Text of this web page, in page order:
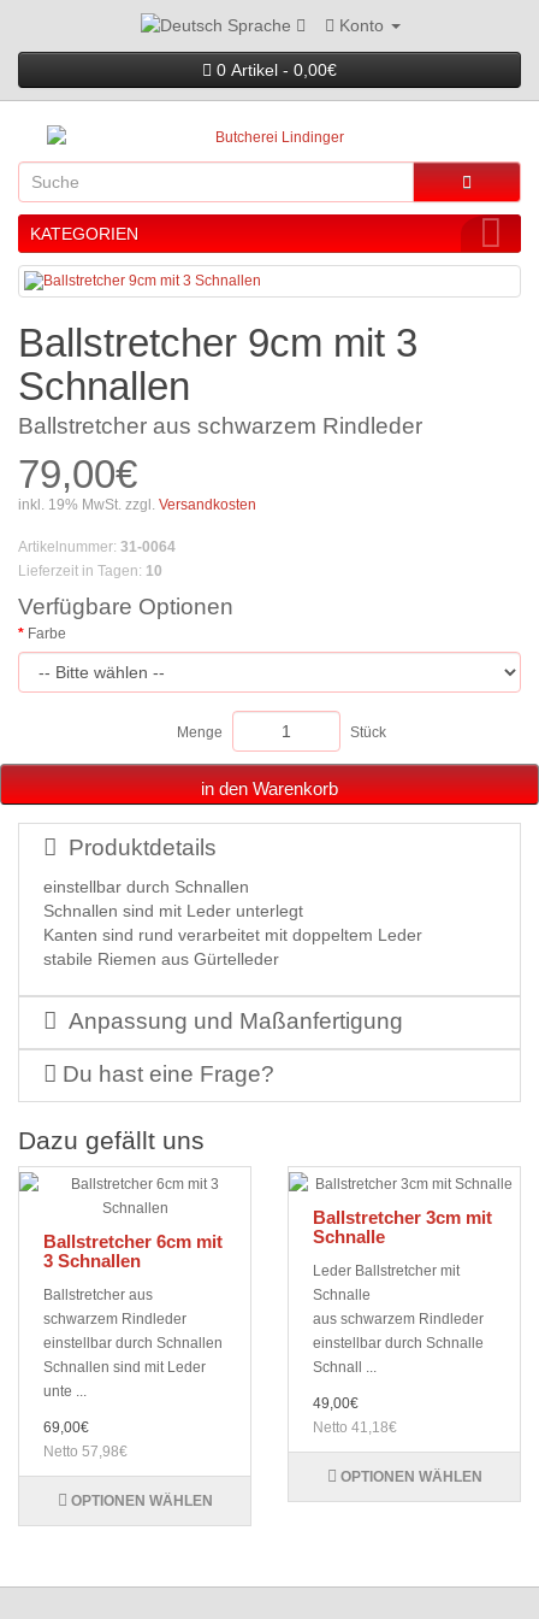
Sprache Konto
0 Artikel - 0,00€
KATEGORIEN
Ballstretcher 9cm mit 3
Schnallen
Ballstretcher aus schwarzem Rindleder
79,00€
inkl. 19% MwSt. zzgl. Versandkosten
Artikelnummer: 31-0064
Lieferzeit in Tagen: 10
Verfügbare Optionen
Farbe
Menge Stück
in den Warenkorb
Produktdetails
einstellbar durch Schnallen
Schnallen sind mit Leder unterlegt
Kanten sind rund verarbeitet mit doppeltem Leder
stabile Riemen aus Gürtelleder
Anpassung und Maßanfertigung
Du hast eine Frage?
Dazu gefällt uns
Ballstretcher 6cm mit
3 Schnallen
Ballstretcher aus
schwarzem Rindleder
einstellbar durch Schnallen
Schnallen sind mit Leder
unte ...
69,00€
Netto 57,98€
OPTIONEN WÄHLEN
Ballstretcher 3cm mit
Schnalle
Leder Ballstretcher mit
Schnalle
aus schwarzem Rindleder
einstellbar durch Schnalle
Schnall ...
49,00€
Netto 41,18€
OPTIONEN WÄHLEN